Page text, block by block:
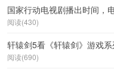
国家行动电视剧播出时间，
阅读(430)
轩辕剑5看《轩辕剑》游戏
阅读(690)